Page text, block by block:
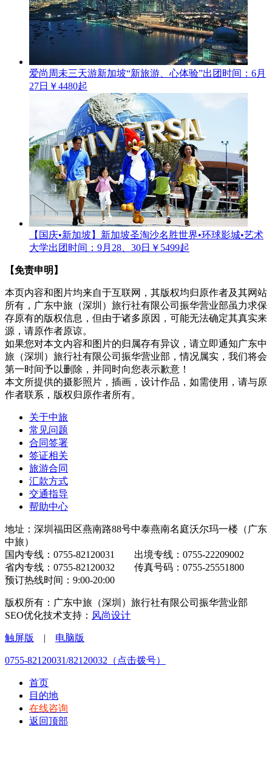
爱尚周未三天游新加坡“新旅游、心体验”出团时间：6月
27日 ￥4480起
【国庆•新加坡】新加坡圣淘沙名胜世界•环球影城•艺术
大学出团时间：9月28、30日 ￥5499起
【免责申明】
本页内容和图片均来自于互联网，其版权均归原作者及其网站
所有，广东中旅（深圳）旅行社有限公司振华营业部虽力求保
存原有的版权信息，但由于诸多原因，可能无法确定其真实来
源，请原作者原谅。
如果您对本文内容和图片的归属存有异议，请立即通知广东中
旅（深圳）旅行社有限公司振华营业部，情况属实，我们将会
第一时间予以删除，并同时向您表示歉意！
本文所提供的摄影照片，插画，设计作品，如需使用，请与原
作者联系，版权归原作者所有。
关于中旅
常见问题
合同签署
签证相关
旅游合同
汇款方式
交通指导
帮助中心
地址：深圳福田区燕南路88号中泰燕南名庭沃尔玛一楼（广东
中旅）
国内专线：0755-82120031 出境专线：0755-22209002
省内专线：0755-82120032 传真号码：0755-25551800
预订热线时间：9:00-20:00
版权所有：广东中旅（深圳）旅行社有限公司振华营业部
SEO优化技术支持： 风尚设计
触屏版 | 电脑版
0755-82120031/82120032（点击拨号）
首页
目的地
在线咨询
返回顶部